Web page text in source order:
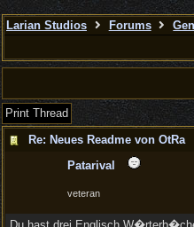
Larian Studios Forums
Print Thread
Re: Neues Readme von OtRa
Patarival
veteran